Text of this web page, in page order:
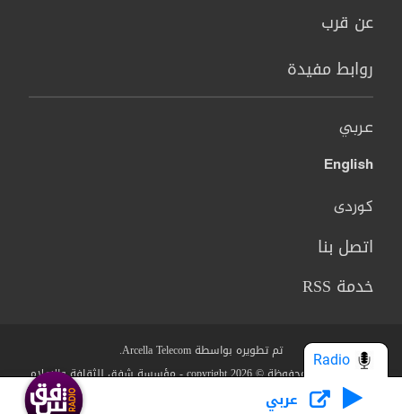
عن قرب
روابط مفيدة
عربي
English
کوردی
اتصل بنا
خدمة RSS
تم تطويره بواسطة Arcella Telecom.
جميع الحقوق محفوظة © copyright 2026 - مؤسسة شفق للثقافة والاعلام
من نحن؟
سياسة الخصوصية عربي
Radio